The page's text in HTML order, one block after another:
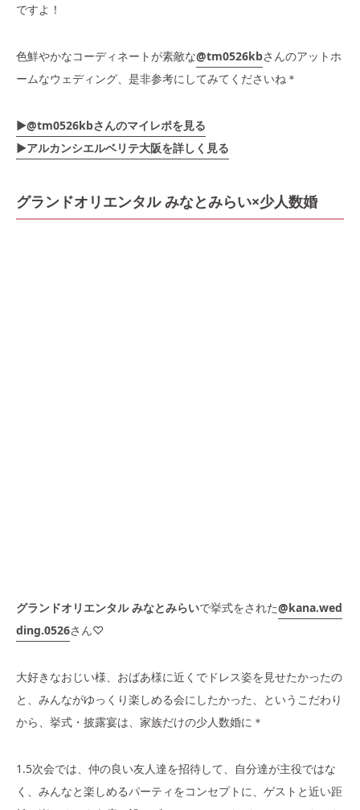
ですよ！
色鮮やかなコーディネートが素敵な@tm0526kbさんのアットホ
ームなウェディング、是非参考にしてみてくださいね＊
▶︎@tm0526kbさんのマイレポを見る
▶︎アルカンシエルベリテ大阪を詳しく見る
グランドオリエンタル みなとみらい×少人数婚
グランドオリエンタル みなとみらいで挙式をされた@kana.wed
ding.0526さん♡
大好きなおじい様、おばあ様に近くでドレス姿を見せたかったの
と、みんながゆっくり楽しめる会にしたかった、というこだわり
から、挙式・披露宴は、家族だけの少人数婚に＊
1.5次会では、仲の良い友人達を招待して、自分達が主役ではな
く、みんなと楽しめるパーティをコンセプトに、ゲストと近い距